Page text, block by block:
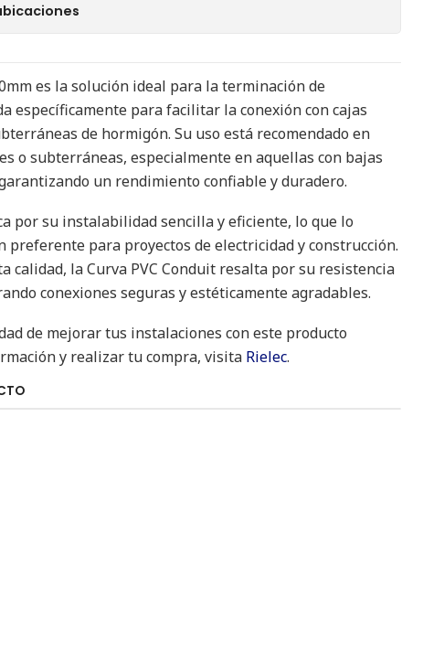
es la solución ideal para la terminación de
específicamente para facilitar la conexión con cajas
de hormigón. Su uso está recomendado en
o subterráneas, especialmente en aquellas con bajas
un rendimiento confiable y duradero.
por su instalabilidad sencilla y eficiente, lo que lo
preferente para proyectos de electricidad y construcción.
calidad, la Curva PVC Conduit resalta por su resistencia
conexiones seguras y estéticamente agradables.
de mejorar tus instalaciones con este producto
y realizar tu compra, visita Rielec.